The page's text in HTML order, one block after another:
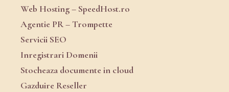
Web Hosting – SpeedHost.ro
Agentie PR – Trompette
Servicii SEO
Inregistrari Domenii
Stocheaza documente in cloud
Gazduire Reseller